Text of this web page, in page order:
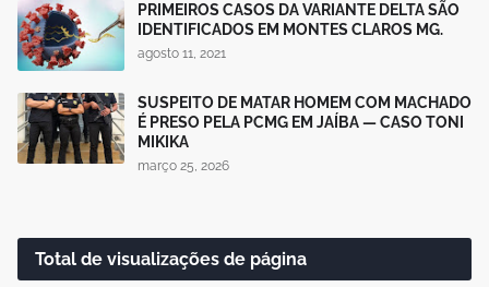
PRIMEIROS CASOS DA VARIANTE DELTA SÃO
IDENTIFICADOS EM MONTES CLAROS MG.
agosto 11, 2021
SUSPEITO DE MATAR HOMEM COM MACHADO
É PRESO PELA PCMG EM JAÍBA — CASO TONI
MIKIKA
março 25, 2026
Total de visualizações de página